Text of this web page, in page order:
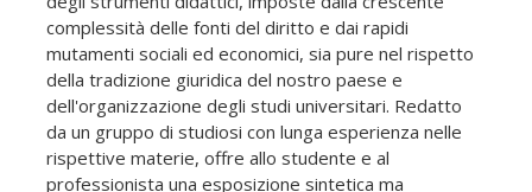
complessità delle fonti del diritto e dai rapidi
mutamenti sociali ed economici, sia pure nel rispetto
della tradizione giuridica del nostro paese e
dell'organizzazione degli studi universitari. Redatto
da un gruppo di studiosi con lunga esperienza nelle
rispettive materie, offre allo studente e al
professionista una esposizione sintetica ma